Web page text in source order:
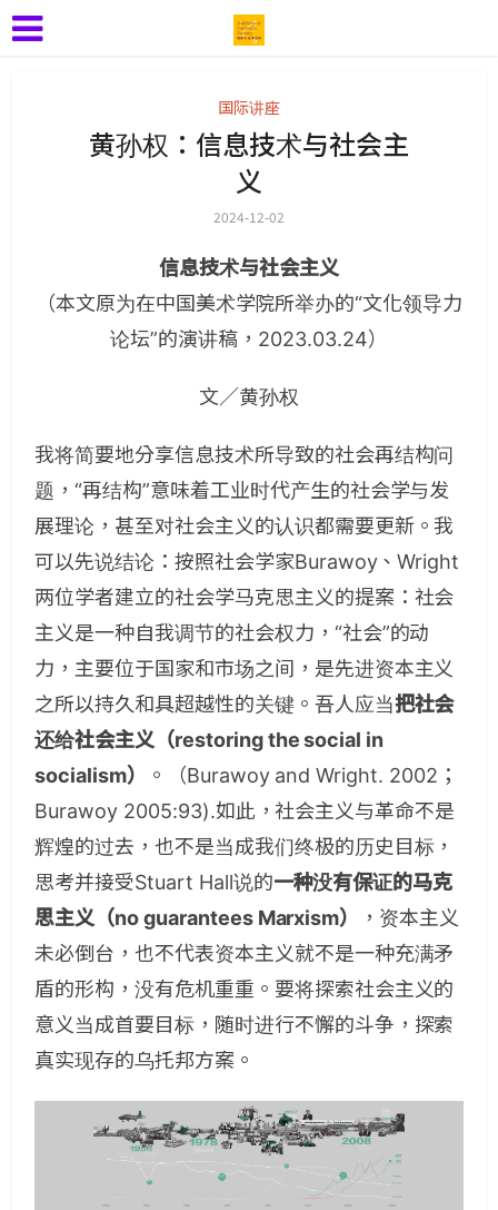
国际讲座
黄孙权：信息技术与社会主
义
2024-12-02
信息技术与社会主义
（本文原为在中国美术学院所举办的“文化领导力
论坛”的演讲稿，2023.03.24）
文／黄孙权
我将简要地分享信息技术所导致的社会再结构问
题，“再结构”意味着工业时代产生的社会学与发
展理论，甚至对社会主义的认识都需要更新。我
可以先说结论：按照社会学家Burawoy、Wright
两位学者建立的社会学马克思主义的提案：社会
主义是一种自我调节的社会权力，“社会”的动
力，主要位于国家和市场之间，是先进资本主义
之所以持久和具超越性的关键。吾人应当把社会
还给社会主义（restoring the social in
socialism）
。（Burawoy and Wright. 2002；
Burawoy 2005:93).如此，社会主义与革命不是
辉煌的过去，也不是当成我们终极的历史目标，
思考并接受Stuart Hall说的一种没有保证的马克
思主义（no guarantees Marxism）
，资本主义
未必倒台，也不代表资本主义就不是一种充满矛
盾的形构，没有危机重重。要将探索社会主义的
意义当成首要目标，随时进行不懈的斗争，探索
真实现存的乌托邦方案。